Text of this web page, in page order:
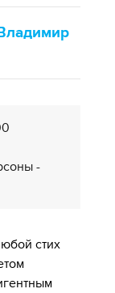
-
стих